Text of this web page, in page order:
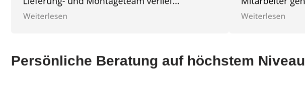
Persönliche Beratung auf höchstem Niveau